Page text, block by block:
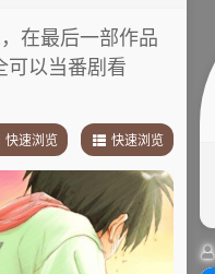
在最后一部作品
可以当番剧看
快速浏览
1.故事简介
2. 其他
快速浏览
故事简介
其他